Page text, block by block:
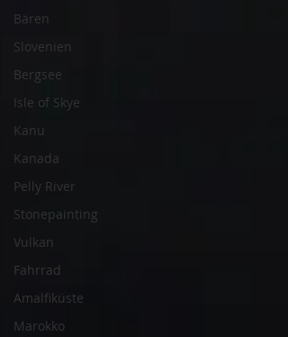
Bären
Slovenien
Bergsee
Isle of Skye
Kanu
Kanada
Pelly River
Stonepainting
Vulkan
Fahrrad
Amalfiküste
Marokko